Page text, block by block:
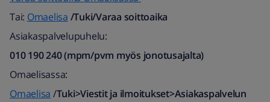
Tai: Omaelisa /Tuki/Varaa soittoaika
Asiakaspalvelupuhelu:
010 190 240 (mpm/pvm myös jonotusajalta)​
Omaelisassa:
Omaelisa /Tuki>Viestit ja ilmoitukset>Asiakaspalvelun